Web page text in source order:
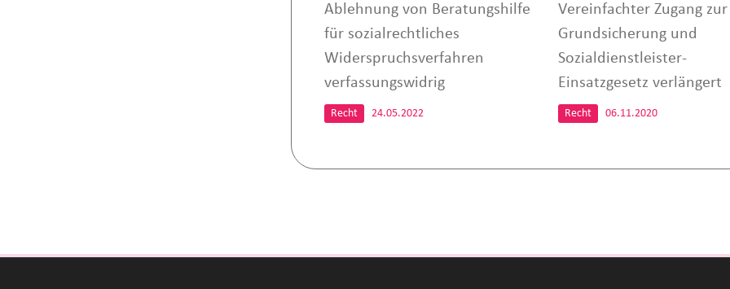
Ablehnung von Beratungshilfe
für sozialrechtliches
Widerspruchsverfahren
verfassungswidrig
Recht 24.05.2022
Vereinfachter Zugang zur
Grundsicherung und
Sozialdienstleister-
Einsatzgesetz verlängert
Recht 06.11.2020